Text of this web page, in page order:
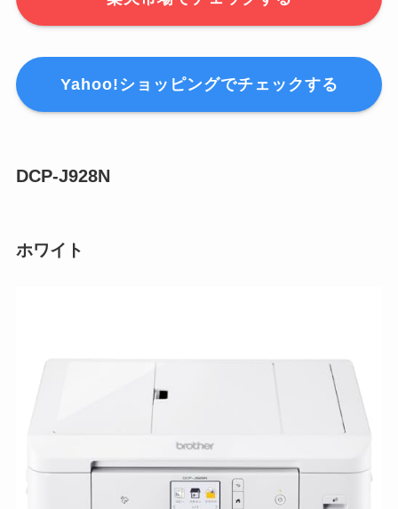
Yahoo!ショッピングでチェックする
DCP-J928N
ホワイト